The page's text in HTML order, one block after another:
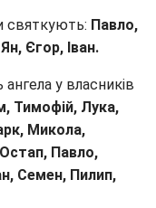
святкують: Павло,
Єгор, Іван.
ангела у власників
Тимофій, Лука,
Микола,
Павло,
Семен, Пилип,